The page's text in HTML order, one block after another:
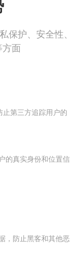
保护、安全性、
面
第三方追踪用户的
的真实身份和位置信
，防止黑客和其他恶